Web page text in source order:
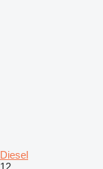
Diesel
12